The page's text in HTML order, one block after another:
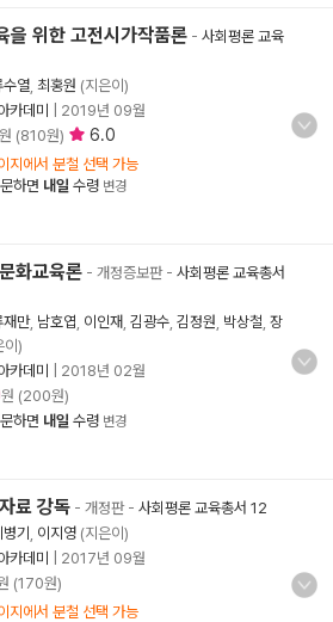
을 위한 고전시가작품론 - 사회평론 교육
수열 최홍원 (지은이)
카데미
2019년 09월
원 (810원) 6.0
지에서 분철 선택 가능
하면 내일 수령 변경
화교육론 - 개정증보판- 사회평론 교육총서
재만, 남호엽 이인재 김광수 김정원 박상철 장
이)
카데미
2018년 02월
원 (200원)
하면 내일 수령 변경
료 강독 - 개정판- 사회평론 교육총서 12
병기 이지영 (지은이)
카데미
2017년 09월
(170원)
지에서 분철 선택 가능